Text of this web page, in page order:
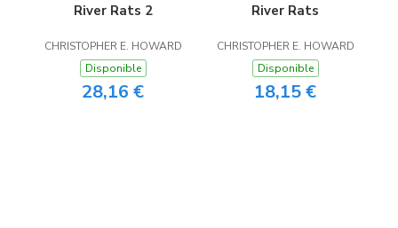
River Rats 2
CHRISTOPHER E. HOWARD
Disponible
28,16 €
River Rats
CHRISTOPHER E. HOWARD
Disponible
18,15 €